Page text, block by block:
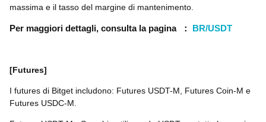
massima e il tasso del margine di mantenimento.
Per maggiori dettagli, consulta la pagina ： BR/USDT
[Futures]
I futures di Bitget includono: Futures USDT-M, Futures Coin-M e
Futures USDC-M.